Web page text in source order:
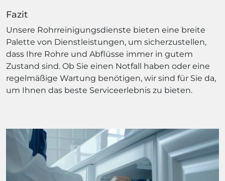
Fazit
Unsere Rohrreinigungsdienste bieten eine breite
Palette von Dienstleistungen, um sicherzustellen,
dass Ihre Rohre und Abflüsse immer in gutem
Zustand sind. Ob Sie einen Notfall haben oder eine
regelmäßige Wartung benötigen, wir sind für Sie da,
um Ihnen das beste Serviceerlebnis zu bieten.